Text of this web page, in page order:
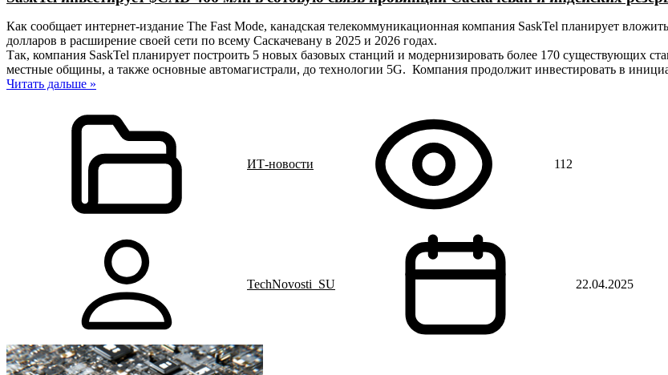
Как сообщает интернет-издание The Fast Mode, канадская телекоммуникационная компания SaskTel планирует
долларов в расширение своей сети по всему Саскачевану в 2025 и 2026 годах.
Так, компания SaskTel планирует построить 5 новых базовых станций и модернизировать более 170 существующих
местные общины, а также основные автомагистрали, до технологии 5G. Компания продолжит инвестировать в
Читать дальше »
ИТ-новости 112
TechNovosti_SU 22.04.2025